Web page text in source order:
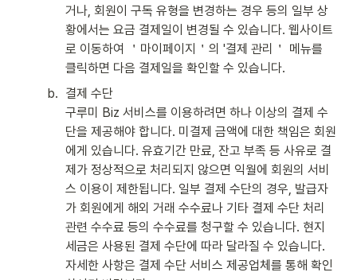
거나, 회원이 구독 유형을 변경하는 경우 등의 일부 상
황에서는 요금 결제일이 변경될 수 있습니다. 웹사이트
로 이동하여 ＇마이페이지＇의 '결제 관리＇ 메뉴를
클릭하면 다음 결제일을 확인할 수 있습니다.
b. 결제 수단
구루미 Biz 서비스를 이용하려면 하나 이상의 결제 수
단을 제공해야 합니다. 미결제 금액에 대한 책임은 회원
에게 있습니다. 유효기간 만료, 잔고 부족 등 사유로 결
제가 정상적으로 처리되지 않으면 익월에 회원의 서비
스 이용이 제한됩니다. 일부 결제 수단의 경우, 발급자
가 회원에게 해외 거래 수수료나 기타 결제 수단 처리
관련 수수료 등의 수수료를 청구할 수 있습니다. 현지
세금은 사용된 결제 수단에 따라 달라질 수 있습니다.
자세한 사항은 결제 수단 서비스 제공업체를 통해 확인